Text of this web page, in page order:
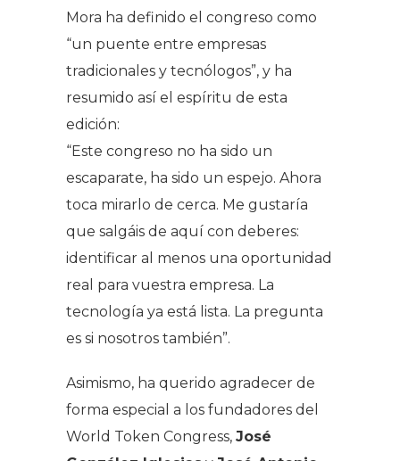
Mora ha definido el congreso como
“un puente entre empresas
tradicionales y tecnólogos”, y ha
resumido así el espíritu de esta
edición:
“Este congreso no ha sido un
escaparate, ha sido un espejo. Ahora
toca mirarlo de cerca. Me gustaría
que salgáis de aquí con deberes:
identificar al menos una oportunidad
real para vuestra empresa. La
tecnología ya está lista. La pregunta
es si nosotros también”.
Asimismo, ha querido agradecer de
forma especial a los fundadores del
World Token Congress, José